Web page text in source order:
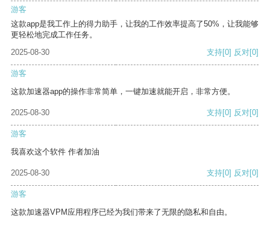
游客
这款app是我工作上的得力助手，让我的工作效率提高了50%，让我能够
更轻松地完成工作任务。
2025-08-30
支持[0] 反对[0]
游客
这款加速器app的操作非常简单，一键加速就能开启，非常方便。
2025-08-30 支持[0] 反对[0]
游客
我喜欢这个软件 作者加油
2025-08-30 支持[0] 反对[0]
游客
这款加速器VPM应用程序已经为我们带来了无限的隐私和自由。